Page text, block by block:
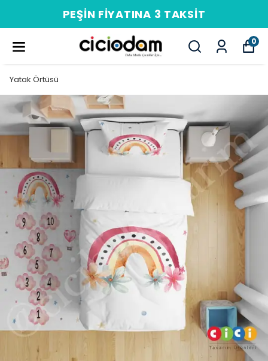
PEŞIN FIYATINA 3 TAKSIT
0
Yatak Örtüsü